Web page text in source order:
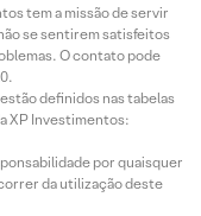
tem a missão de servir
se sentirem satisfeitos
O contato pode
definidos nas tabelas
XP Investimentos:
por quaisquer
da utilização deste